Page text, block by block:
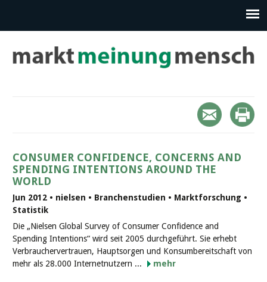
CONSUMER CONFIDENCE, CONCERNS AND
SPENDING INTENTIONS AROUND THE
WORLD
Jun 2012 • nielsen • Branchenstudien • Marktforschung •
Statistik
Die „Nielsen Global Survey of Consumer Confidence and
Spending Intentions“ wird seit 2005 durchgeführt. Sie erhebt
Verbrauchervertrauen, Hauptsorgen und Konsumbereitschaft von
mehr als 28.000 Internetnutzern ...
mehr